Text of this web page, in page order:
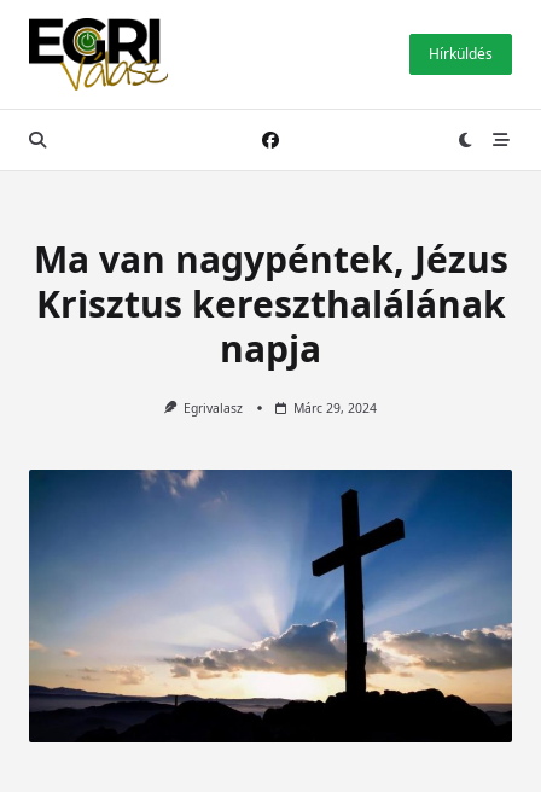
Skip
content
Hírküldés
Ma van nagypéntek, Jézus
Krisztus kereszthalálának
napja
Egrivalasz Márc 29, 2024